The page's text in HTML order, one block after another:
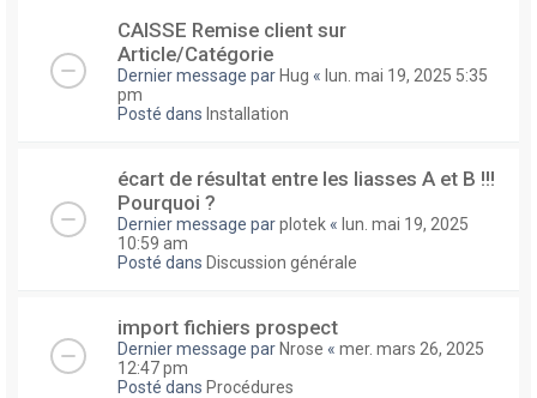
CAISSE Remise client sur
Article/Catégorie
Dernier message par Hug « lun. mai 19, 2025 5:35
pm
Posté dans Installation
écart de résultat entre les liasses A et B !!!
Pourquoi ?
Dernier message parplotek « lun. mai 19, 2025
10:59 am
Posté dans Discussion générale
import fichiers prospect
Dernier message par Nrose « mer. mars 26, 2025
12:47 pm
Posté dans Procédures